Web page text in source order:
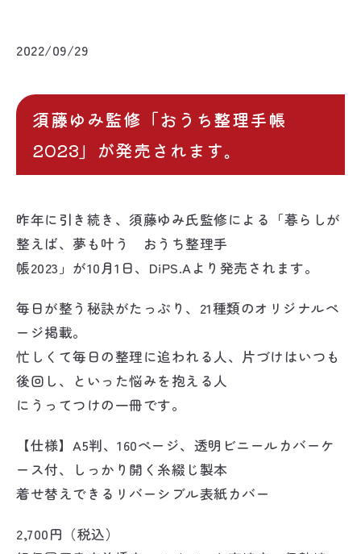
2022/09/29
須藤ゆみ監修「おうち整理手帳
2023」が発売されます。
昨年に引き続き、須藤ゆみ氏監修による「暮らしが
整えば、夢も叶う おうち整理手
帳2023」が10月1日、DiPS.Aより発売されます。
毎日が整う秘訣がたっぷり、21種類のオリジナルペ
ージ掲載。
忙しくて毎日の整理に追われる人、片づけはいつも
後回し、といった悩みを抱える人
にうってつけの一冊です。
【仕様】A5判、160ページ、透明ビニールカバーケ
ース付、しっかり開く糸綴じ製本
着せ替えできるリバーシブル表紙カバー
2,700円（税込）